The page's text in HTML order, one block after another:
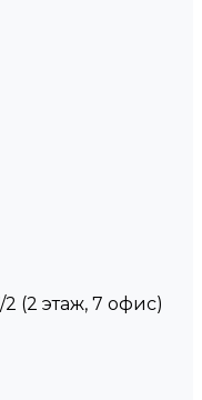
(2 этаж, 7 офис)